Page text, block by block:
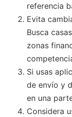
referencia
Evita
Busca
zonas
Si usas
de envío y
en una
Considera